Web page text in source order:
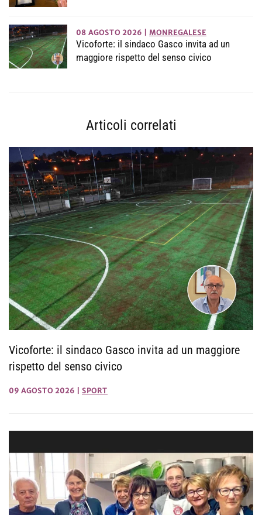
08 AGOSTO 2026 MONREGALESE
Vicoforte: il sindaco Gasco invita ad un
maggiore rispetto del senso civico
Articoli correlati
Vicoforte: il sindaco Gasco invita ad un maggiore
rispetto del senso civico
09 AGOSTO 2026 SPORT